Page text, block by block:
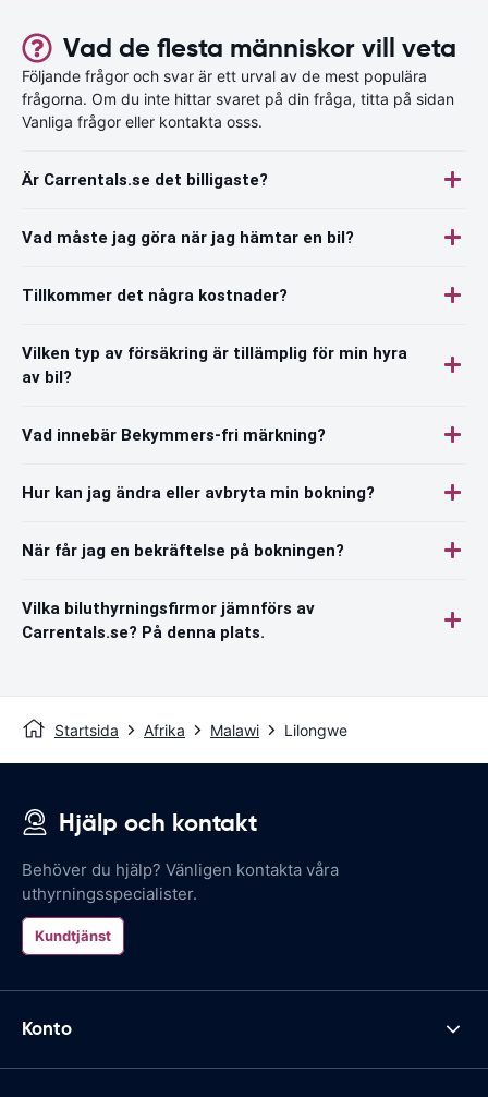
Vad de flesta människor vill veta
Följande frågor och svar är ett urval av de mest populära
frågorna. Om du inte hittar svaret på din fråga, titta på sidan
Vanliga frågor eller kontakta osss.
Är Carrentals.se det billigaste?
Vad måste jag göra när jag hämtar en bil?
Tillkommer det några kostnader?
Vilken typ av försäkring är tillämplig för min hyra
av bil?
Vad innebär Bekymmers-fri märkning?
Hur kan jag ändra eller avbryta min bokning?
När får jag en bekräftelse på bokningen?
Vilka biluthyrningsfirmor jämnförs av
Carrentals.se? På denna plats.
Startsida Afrika Malawi Lilongwe
Hjälp och kontakt
Behöver du hjälp? Vänligen kontakta våra
uthyrningsspecialister.
Kundtjänst
Konto